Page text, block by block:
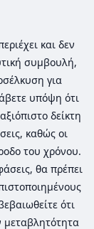
και δεν
συμβουλή,
για
υπόψη ότι
δείκτη
καθώς οι
του χρόνου.
θα πρέπει
ότι
μεταβλητότητα